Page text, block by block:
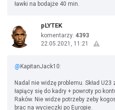
ławki na bodajże 40 min.
pLYTEK
komentarzy: 4393
22.05.2021, 11:21
@ KapitanJack10:
Nadal nie widzę problemu. Skład
łapiący się do kadry + powroty po
Raków. Nie widze potrzeby zeby
brac na wycieczki po Europie.